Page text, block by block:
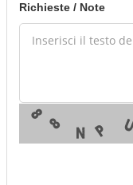
Richieste / Note